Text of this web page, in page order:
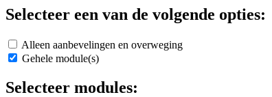
Selecteer een van de volgende opties:
Alleen aanbevelingen en overweging
Gehele module(s)
Selecteer modules: